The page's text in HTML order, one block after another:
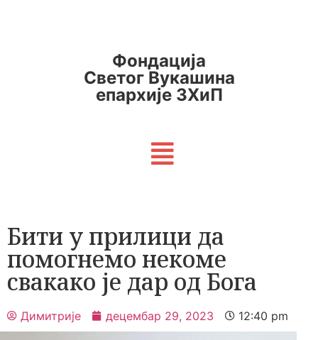
Фондација
Светог Вукашина
епархије ЗХиП
Бити у прилици да
помогнемо некоме
свакако је дар од Бога
Димитрије децембар 29, 2023 12:40 pm